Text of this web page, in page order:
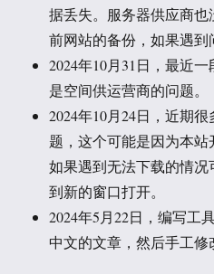
据丢失。服务器供应商
前网站的备份，如果遇到
2024年10月31日，最近
是空间供运营商的问题。
2024年10月24日，近期
题，这个可能是因为本站
如果遇到无法下载的情
到新的窗口打开。
2024年5月22日，编写工
中文的文章，然后手工修